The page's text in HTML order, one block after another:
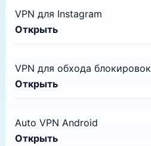
VPN для Instagram
Открыть
VPN для обхода блокировок
Открыть
Auto VPN Android
Открыть